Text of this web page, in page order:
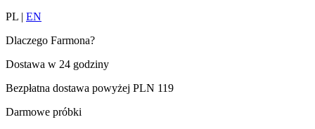
PL | EN
Dlaczego Farmona?
Dostawa w 24 godziny
Bezpłatna dostawa powyżej PLN 119
Darmowe próbki